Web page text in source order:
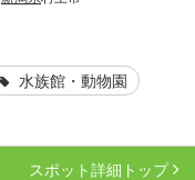
水族館・動物園
スポット詳細 トップ